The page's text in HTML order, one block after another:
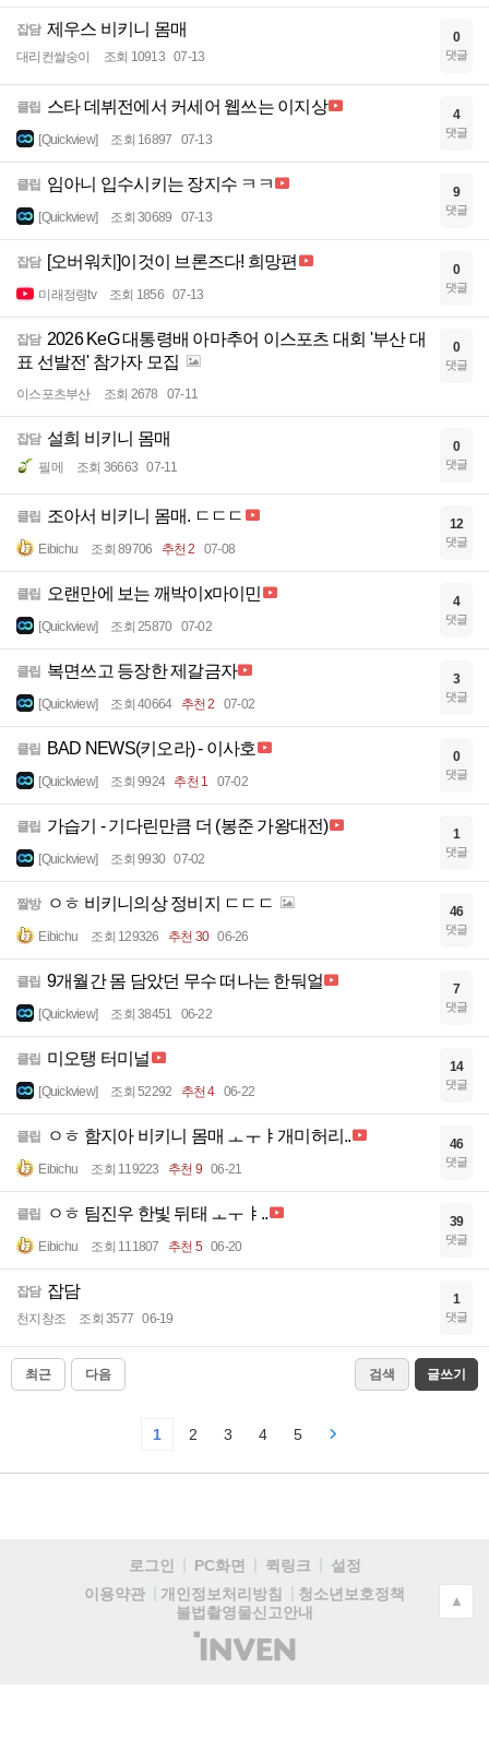
잡담 제우스 비키니 몸매
대리컨쌀숭이 조회 10913 07-13
0
댓글
클립 스타 데뷔전에서 커세어 웹쓰는 이지상
[Quickview] 조회 16897 07-13
4
댓글
클립 임아니 입수시키는 장지수 ㅋㅋ
[Quickview] 조회 30689 07-13
9
댓글
잡담 [오버워치]이것이 브론즈다! 희망편
미래정령tv 조회 1856 07-13
0
댓글
잡담 2026 KeG 대통령배 아마추어 이스포츠 대회 '부산 대
표 선발전' 참가자 모집
이스포츠부산 조회 2678 07-11
0
댓글
잡담 설희 비키니 몸매
필메 조회 36663 07-11
0
댓글
클립 조아서 비키니 몸매. ㄷㄷㄷ
Eibichu 조회 89706 추천 2 07-08
12
댓글
클립 오랜만에 보는 깨박이x마이민
[Quickview] 조회 25870 07-02
4
댓글
클립 복면쓰고 등장한 제갈금자
[Quickview] 조회 40664 추천 2 07-02
3
댓글
클립 BAD NEWS(키오라) - 이사호
[Quickview] 조회 9924 추천 1 07-02
0
댓글
클립 가습기 - 기다린만큼 더 (봉준 가왕대전)
[Quickview] 조회 9930 07-02
1
댓글
짤방 ㅇㅎ 비키니의상 정비지 ㄷㄷㄷ
Eibichu 조회 129326 추천 30 06-26
46
댓글
클립 9개월간 몸 담았던 무수 떠나는 한둬얼
[Quickview] 조회 38451 06-22
7
댓글
클립 미오탱 터미널
[Quickview] 조회 52292 추천 4 06-22
14
댓글
클립 ㅇㅎ 함지아 비키니 몸매 ㅗㅜㅑ개미허리..
Eibichu 조회 119223 추천 9 06-21
46
댓글
클립 ㅇㅎ 팀진우 한빛 뒤태 ㅗㅜㅑ..
Eibichu 조회 111807 추천 5 06-20
39
댓글
잡담 잡담
천지창조 조회 3577 06-19
1
댓글
최근 다음 검색 글쓰기
1 2 3 4 5
로그인 PC화면 퀵링크
설정
이용약관
개인정보처리방침
청소년보호정책
불법촬영물신고안내
(주)
인
▲